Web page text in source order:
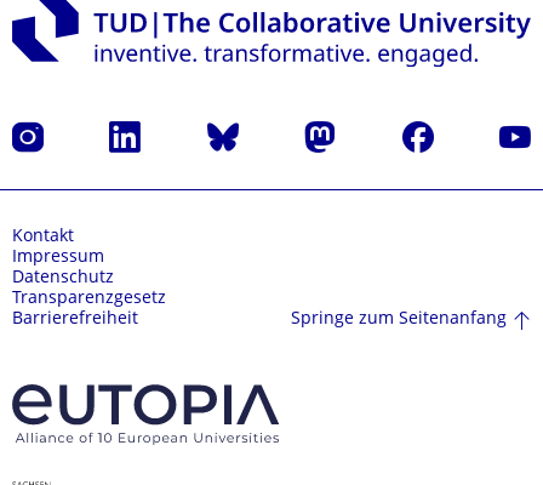
Instagram LinkedIn Bluesky Mastodon Facebook
Kontakt
Impressum
Datenschutz
Transparenzgesetz
Barrierefreiheit
Springe zum Seitenanfang